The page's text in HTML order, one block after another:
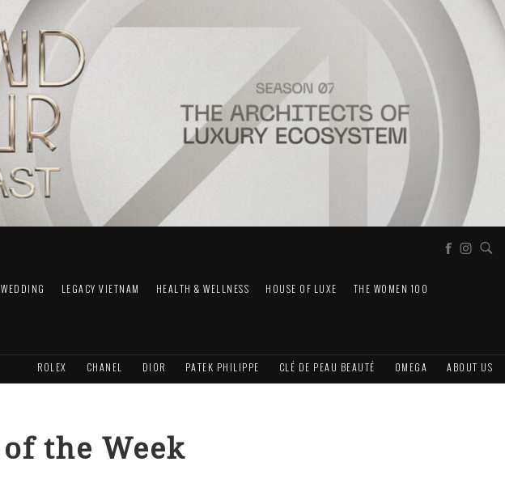
WEDDING LEGACY VIETNAM HEALTH & WELLNESS HOUSE OF LUXE THE WOMEN 100
ROLEX CHANEL DIOR PATEK PHILIPPE CLÉ DE PEAU BEAUTÉ OMEGA ABOUT US
the Week